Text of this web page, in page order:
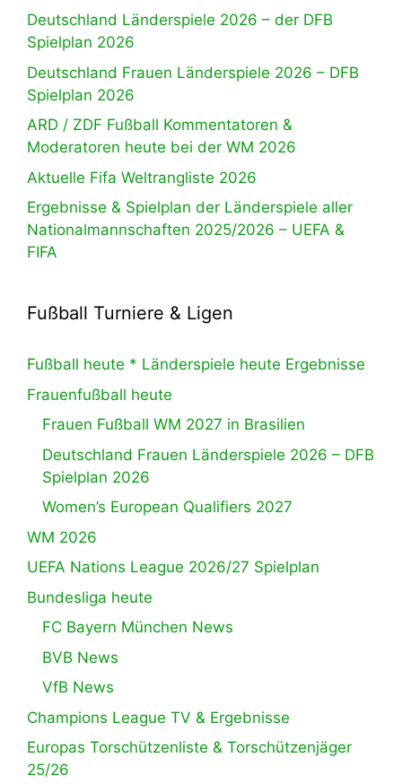
Deutschland Länderspiele 2026 – der DFB
Spielplan 2026
Deutschland Frauen Länderspiele 2026 – DFB
Spielplan 2026
ARD / ZDF Fußball Kommentatoren &
Moderatoren heute bei der WM 2026
Aktuelle Fifa Weltrangliste 2026
Ergebnisse & Spielplan der Länderspiele aller
Nationalmannschaften 2025/2026 – UEFA &
FIFA
Fußball Turniere & Ligen
Fußball heute * Länderspiele heute Ergebnisse
Frauenfußball heute
Frauen Fußball WM 2027 in Brasilien
Deutschland Frauen Länderspiele 2026 – DFB
Spielplan 2026
Women’s European Qualifiers 2027
WM 2026
UEFA Nations League 2026/27 Spielplan
Bundesliga heute
FC Bayern München News
BVB News
VfB News
Champions League TV & Ergebnisse
Europas Torschützenliste & Torschützenjäger
25/26